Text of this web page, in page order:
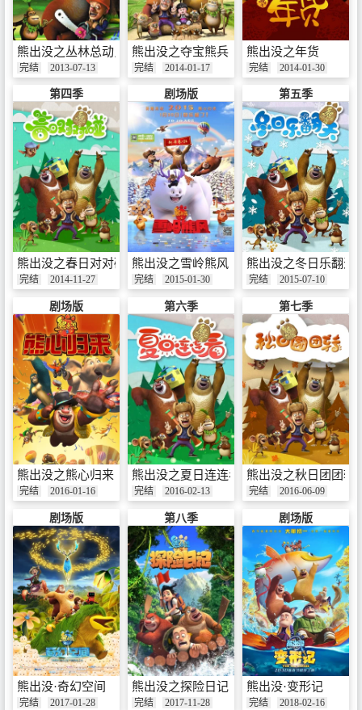
熊出没之丛林总动员
完结 2013-07-13
熊出没之夺宝熊兵
完结 2014-01-17
熊出没之年货
完结 2014-01-30
第四季
熊出没之春日对对碰
完结 2014-11-27
剧场版
熊出没之雪岭熊风
完结 2015-01-30
第五季
熊出没之冬日乐翻天
完结 2015-07-10
剧场版
熊出没之熊心归来
完结 2016-01-16
第六季
熊出没之夏日连连看
完结 2016-02-13
第七季
熊出没之秋日团团转
完结 2016-06-09
剧场版
熊出没·奇幻空间
完结 2017-01-28
第八季
熊出没之探险日记
完结 2017-11-28
剧场版
熊出没·变形记
完结 2018-02-16